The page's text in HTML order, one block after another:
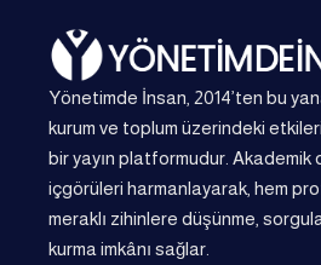
Yönetimde İnsan, 2014’ten bu
kurum ve toplum üzerindeki
bir yayın platformudur. Akademik
içgörüleri harmanlayarak, hem
meraklı zihinlere düşünme,
kurma imkânı sağlar.